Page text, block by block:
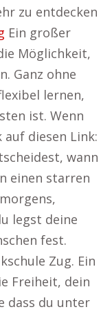
zu entdecken
Ein großer
Möglichkeit,
Ganz ohne
lernen,
ist. Wenn
diesen Link:
wann
einen starren
legst deine
fest.
Zug. Ein
Freiheit, dein
dass du unter